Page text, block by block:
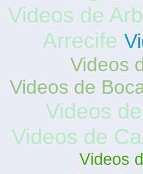
Videos de
Arrecife
Videos
Videos de
Videos
Videos de
Videos